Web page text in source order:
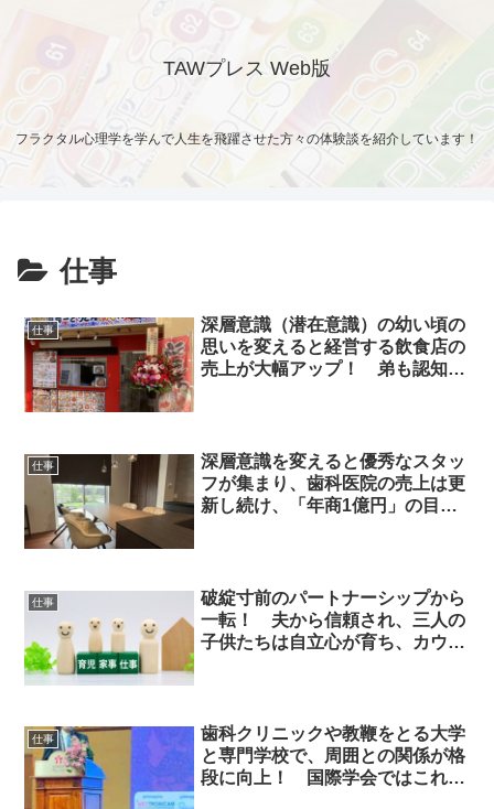
TAWプレス Web版
フラクタル心理学を学んで人生を飛躍させた方々の体験談を紹介しています！
仕事
仕事
深層意識（潜在意識）の幼い頃の
思いを変えると経営する飲食店の
売上が大幅アップ！ 弟も認知症
仕事
深層意識を変えると優秀なスタッ
フが集まり、歯科医院の売上は更
新し続け、「年商1億円」の目標
仕事
破綻寸前のパートナーシップから
一転！ 夫から信頼され、三人の
子供たちは自立心が育ち、カウン
仕事
歯科クリニックや教鞭をとる大学
と専門学校で、周囲との関係が格
段に向上！ 国際学会ではこれま